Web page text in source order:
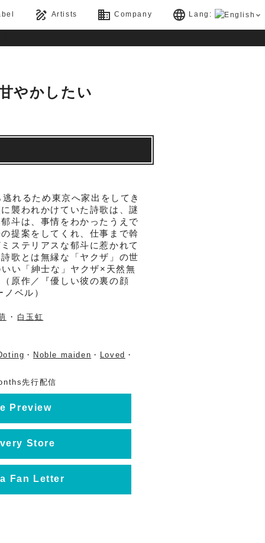
draw Artists business Company language Lang:
やかしたい
れるため東京へ家出をしてき
襲われかけていた詩歌は、謎
斗は、事情をわかったうえで
提案をしてくれ、仕事まで斡
ステリアスな郁斗に惹かれて
歌とは無縁な「ヤクザ」の世
い「紳士な」ヤクザ×天然無
原作／『優しい彼の裏の顔
ベル）
・ 白玉虹
・ Noble maiden ・ Loved ・
先行配信
Preview
Store
Fan Letter